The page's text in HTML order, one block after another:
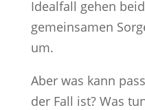
Idealfall gehen
gemeinsamen
um.
Aber was kann
der Fall ist? Was